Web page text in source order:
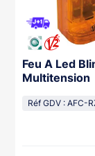
Feu A Led
Multitension
Réf GDV : AFC-